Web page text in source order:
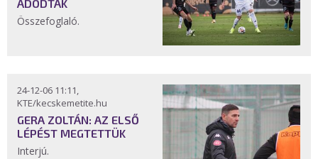
ADÓDTAK
Összefoglaló.
24-12-06 11:11,
KTE/kecskemetite.hu
GERA ZOLTÁN: AZ ELSŐ
LÉPÉST MEGTETTÜK
Interjú.